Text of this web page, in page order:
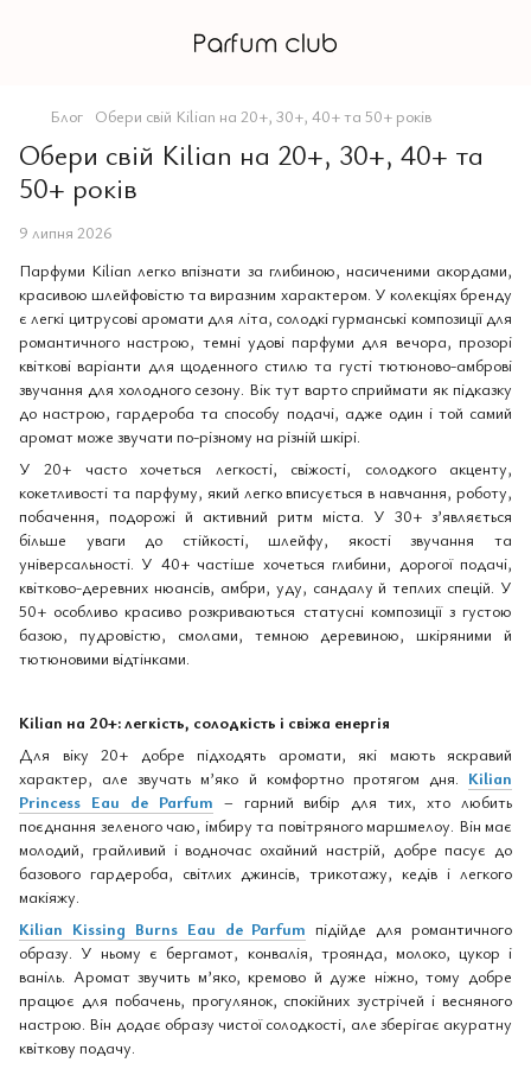
Блог Обери свій Kilian на 20+, 30+, 40+ та 50+ років
Обери свій Kilian на 20+, 30+, 40+ та
50+ років
9 липня 2026
Парфуми Kilian легко впізнати за глибиною, насиченими акордами,
красивою шлейфовістю та виразним характером. У колекціях бренду
є легкі цитрусові аромати для літа, солодкі гурманські композиції для
романтичного настрою, темні удові парфуми для вечора, прозорі
квіткові варіанти для щоденного стилю та густі тютюново-амброві
звучання для холодного сезону. Вік тут варто сприймати як підказку
до настрою, гардероба та способу подачі, адже один і той самий
аромат може звучати по-різному на різній шкірі.
У 20+ часто хочеться легкості, свіжості, солодкого акценту,
кокетливості та парфуму, який легко вписується в навчання, роботу,
побачення, подорожі й активний ритм міста. У 30+ з’являється
більше уваги до стійкості, шлейфу, якості звучання та
універсальності. У 40+ частіше хочеться глибини, дорогої подачі,
квітково-деревних нюансів, амбри, уду, сандалу й теплих спецій. У
50+ особливо красиво розкриваються статусні композиції з густою
базою, пудровістю, смолами, темною деревиною, шкіряними й
тютюновими відтінками.
Kilian на 20+: легкість, солодкість і свіжа енергія
Для віку 20+ добре підходять аромати, які мають яскравий
характер, але звучать м’яко й комфортно протягом дня. Kilian
Princess Eau de Parfum – гарний вибір для тих, хто любить
поєднання зеленого чаю, імбиру та повітряного маршмелоу. Він має
молодий, грайливий і водночас охайний настрій, добре пасує до
базового гардероба, світлих джинсів, трикотажу, кедів і легкого
макіяжу.
Kilian Kissing Burns Eau de Parfum підійде для романтичного
образу. У ньому є бергамот, конвалія, троянда, молоко, цукор і
ваніль. Аромат звучить м’яко, кремово й дуже ніжно, тому добре
працює для побачень, прогулянок, спокійних зустрічей і весняного
настрою. Він додає образу чистої солодкості, але зберігає акуратну
квіткову подачу.